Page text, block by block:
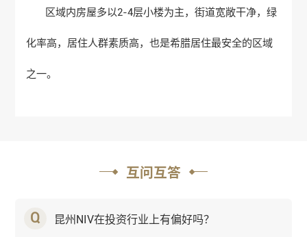
区域内房屋多以2-4层小楼为主，街道宽敞干净，绿
化率高，居住人群素质高，也是希腊居住最安全的区域
之一。
互问互答
Q 昆州NIV在投资行业上有偏好吗？